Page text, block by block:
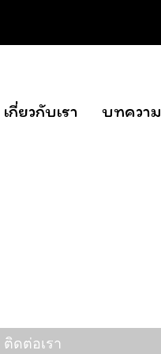
เกี่ยวกับเรา บทความ
ติดต่อเรา